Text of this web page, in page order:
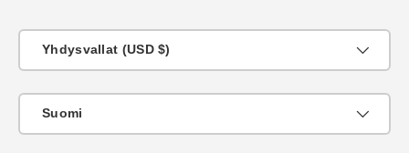
Yhdysvallat (USD $)
Suomi